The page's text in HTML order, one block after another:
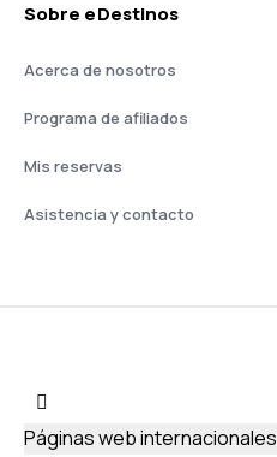
Sobre eDestinos
Acerca de nosotros
Programa de afiliados
Mis reservas
Asistencia y contacto
Páginas web internacionales